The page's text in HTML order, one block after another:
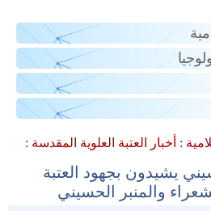
: أخبار العتبة العلوية المقدسة :
يشيدون بجهود العتبة
والمنبر الحسيني